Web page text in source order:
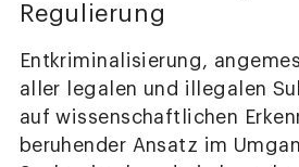
Regulierung
Entkriminalisierung,
aller legalen und illegalen
auf wissenschaftlichen
beruhender Ansatz im